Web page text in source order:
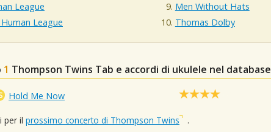
League
League
Men Without Hats
Thomas Dolby
1 Thompson Twins Tab e accordi di ukulele nel database
Hold Me Now
per il prossimo concerto di Thompson Twins .